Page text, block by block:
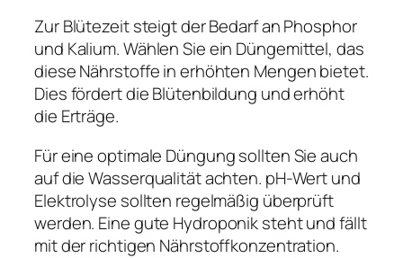
Zur Blütezeit steigt der Bedarf an Phosphor
und Kalium. Wählen Sie ein Düngemittel, das
diese Nährstoffe in erhöhten Mengen bietet.
Dies fördert die Blütenbildung und erhöht
die Erträge.
Für eine optimale Düngung sollten Sie auch
auf die Wasserqualität achten. pH-Wert und
Elektrolyse sollten regelmäßig überprüft
werden. Eine gute Hydroponik steht und fällt
mit der richtigen Nährstoffkonzentration.